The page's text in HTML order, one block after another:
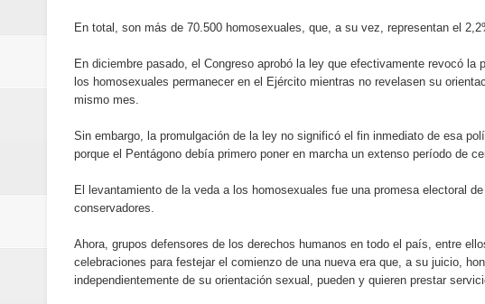
conmemorativos
Domingo
Banreservas y sus filiales realizan en
En total, son más de 70.500 homosexuales, que, a su vez, representan el
En diciembre pasado, el Congreso aprobó la ley que efectivamente revocó
los homosexuales permanecer en el Ejército mientras no revelasen su
mismo mes.
Sin embargo, la promulgación de la ley no significó el fin inmediato de esa
porque el Pentágono debía primero poner en marcha un extenso período de
El levantamiento de la veda a los homosexuales fue una promesa electoral
conservadores.
Ahora, grupos defensores de los derechos humanos en todo el país, entre
celebraciones para festejar el comienzo de una nueva era que, a su juicio,
independientemente de su orientación sexual, pueden y quieren prestar